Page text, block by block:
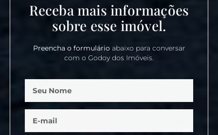
Receba mais informações
sobre esse imóvel.
Preencha o formulárioabaixo para conversar
com o Godoy dos Imóveis.